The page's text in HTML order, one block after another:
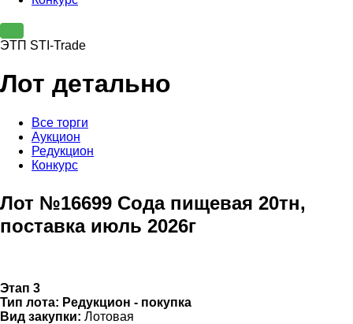
ЭТП STI-Trade
Лот детально
Все торги
Аукцион
Редукцион
Конкурс
Лот №16699 Сода пищевая 20тн,
поставка июль 2026г
Этап 3
Тип лота: Редукцион - покупка
Вид закупки: Лотовая